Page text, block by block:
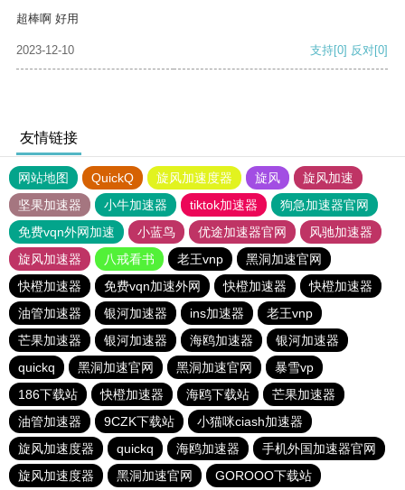
超棒啊 好用
2023-12-10 支持[0] 反对[0]
友情链接
网站地图 QuickQ 旋风加速度器 旋风
旋风加速
坚果加速器
小牛加速器 tiktok加速器
狗急加速器官网
免费vqn外网加速
小蓝鸟 优途加速器官网
风驰加速器
旋风加速器
八戒看书 老王vnp
黑洞加速官网
快橙加速器
免费vqn加速外网 快橙加速器
快橙加速器
油管加速器
银河加速器 ins加速器
老王vnp
芒果加速器
银河加速器 海鸥加速器
银河加速器
quickq
黑洞加速官网 黑洞加速官网
暴雪vp
186下载站
快橙加速器 海鸥下载站
芒果加速器
油管加速器
9CZK下载站
小猫咪ciash加速器
旋风加速度器
quickq 海鸥加速器
手机外国加速器官网
旋风加速度器
黑洞加速官网 GOROOO下载站